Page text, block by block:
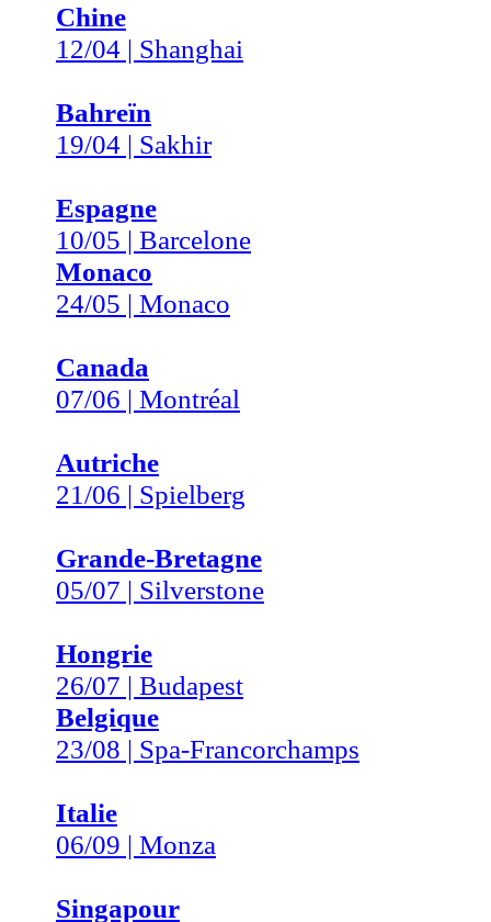
Chine
12/04 | Shanghai
Bahreïn
19/04 | Sakhir
Espagne
10/05 | Barcelone
Monaco
24/05 | Monaco
Canada
07/06 | Montréal
Autriche
21/06 | Spielberg
Grande-Bretagne
05/07 | Silverstone
Hongrie
26/07 | Budapest
Belgique
23/08 | Spa-Francorchamps
Italie
06/09 | Monza
Singapour